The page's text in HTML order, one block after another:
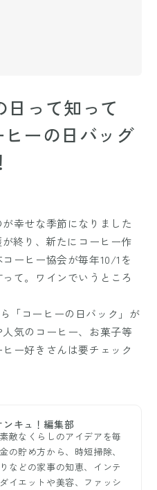
って知って
ーの日バッグ
幸せな季節になりました
終り、新たにコーヒー作
ーヒー協会が毎年10/1を
て。ワインでいうところ
「コーヒーの日バック」が
気のコーヒー、お菓子等
ー好きさんは要チェック
ンキュ！編集部
敵なくらしのアイデアを毎
の貯め方から、時短掃除、
などの家事の知恵、インテ
イエットや美容、ファッシ